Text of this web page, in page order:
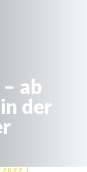
ab
der
2022